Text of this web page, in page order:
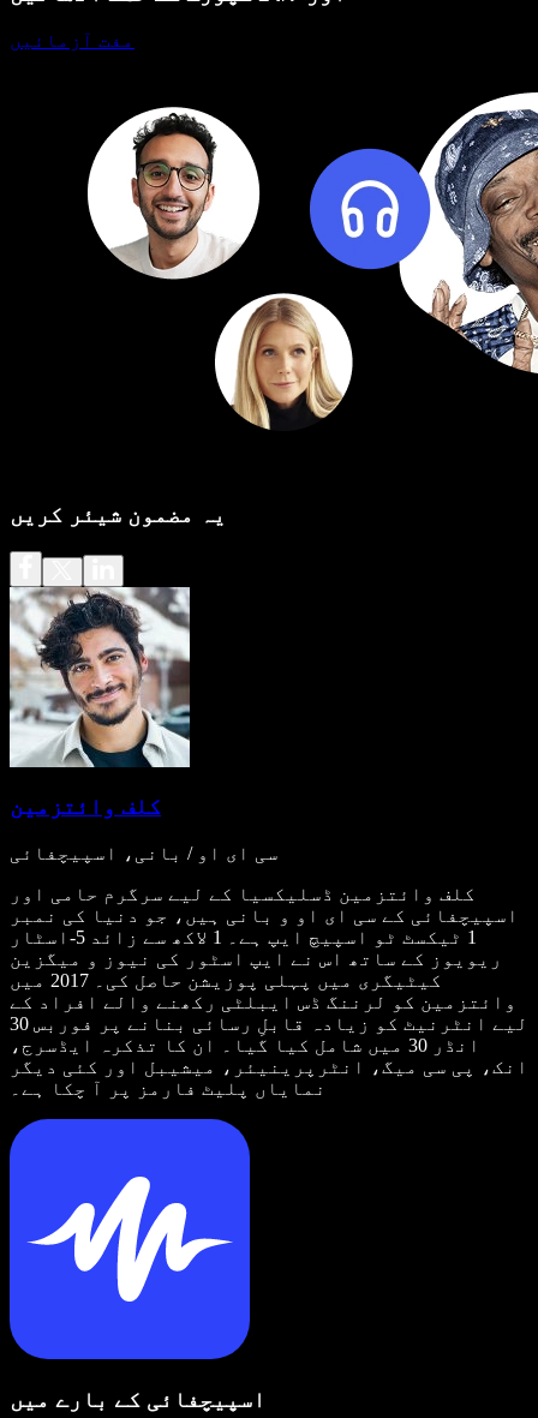
مفت آزمائیں
یہ مضمون شیئر کریں
کلف وائتزمین
سی ای او / بانی، اسپیچفائی
کلف وائتزمین ڈسلیکسیا کے لیے سرگرم حامی اور
اسپیچفائی کے سی ای او و بانی ہیں، جو دنیا کی نمبر
1 ٹیکسٹ ٹو اسپیچ ایپ ہے۔ 1 لاکھ سے زائد 5-اسٹار
ریویوز کے ساتھ اس نے ایپ اسٹور کی نیوز و میگزین
کیٹیگری میں پہلی پوزیشن حاصل کی۔ 2017 میں
وائتزمین کو لرننگ ڈس ایبلٹی رکھنے والے افراد کے
لیے انٹرنیٹ کو زیادہ قابلِ رسائی بنانے پر فوربس 30
انڈر 30 میں شامل کیا گیا۔ ان کا تذکرہ ایڈسرج،
انک، پی سی میگ، انٹرپرینیئر، میشیبل اور کئی دیگر
نمایاں پلیٹ فارمز پر آ چکا ہے۔
اسپیچفائی کے بارے میں